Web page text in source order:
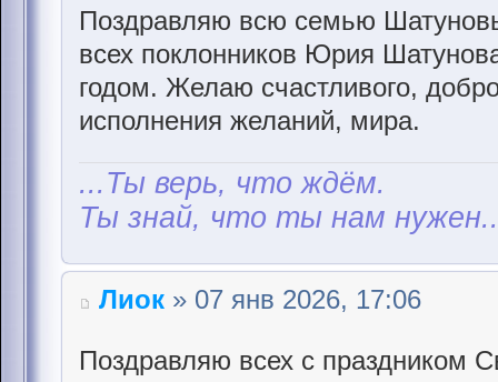
Поздравляю всю семью
всех поклонников Юрия
годом. Желаю счастливого,
исполнения желаний, мира.
...Ты верь, что ждём.
Ты знай, что ты нам
Лиок » 07 янв 2026, 17:06
Поздравляю всех с праздником